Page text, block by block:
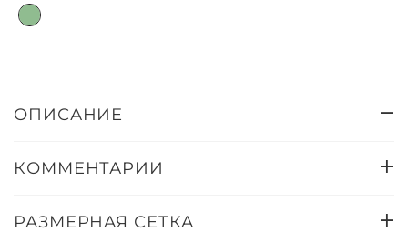
ОПИСАНИЕ
КОММЕНТАРИИ
РАЗМЕРНАЯ СЕТКА